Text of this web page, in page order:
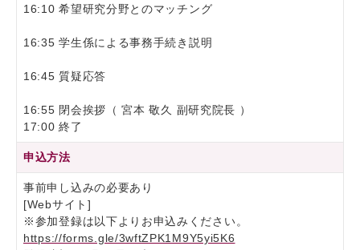
16:10 希望研究分野とのマッチング
16:35 学生係による事務手続き説明
16:45 質疑応答
16:55 閉会挨拶（ 宮本 敬久 副研究院長 ）
17:00 終了
申込方法
事前申し込みの必要あり
[Webサイト]
※参加登録は以下よりお申込みください。
https://forms.gle/3wftZPK1M9Y5yi5K6